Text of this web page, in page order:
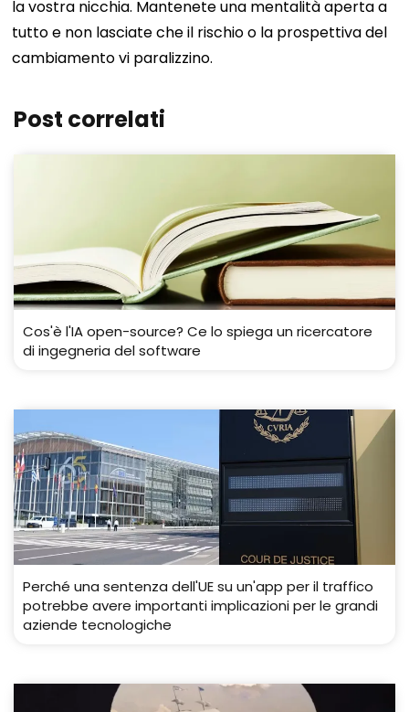
la vostra nicchia. Mantenete una mentalità aperta a
tutto e non lasciate che il rischio o la prospettiva del
cambiamento vi paralizzino.
Post correlati
Cos'è l'IA open-source? Ce lo spiega un ricercatore
di ingegneria del software
Perché una sentenza dell'UE su un'app per il traffico
potrebbe avere importanti implicazioni per le grandi
aziende tecnologiche